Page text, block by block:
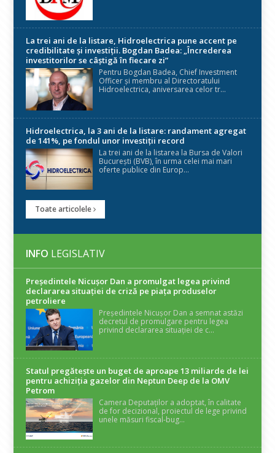
La trei ani de la listare, Hidroelectrica pune accent pe
credibilitate și investiții. Bogdan Badea: „Încrederea
investitorilor se câștigă în fiecare zi”
Pentru Bogdan Badea, Chief Investment
Officer și membru al Directoratului
Hidroelectrica, aniversarea celor tr...
Hidroelectrica, la 3 ani de la listare: randament agregat
de 141%, pe fondul unor investiții record
La trei ani de la listarea la Bursa de Valori
București (BVB), în urma celei mai mari
oferte publice din Europ...
Toate articolele
INFO LEGISLATIV
Președintele Nicuşor Dan a promulgat legea privind
declararea situaţiei de criză pe piaţa produselor
petroliere
Președintele Nicușor Dan a semnat astăzi
decretul de promulgare pentru legea
privind declararea situației de c...
Statul pregătește un buget de aproape 13 miliarde de lei
pentru achiziția gazelor din Neptun Deep de la OMV
Petrom
Camera Deputaților a adoptat, în calitate
de for decizional, proiectul de lege privind
unele măsuri fiscal-bug...